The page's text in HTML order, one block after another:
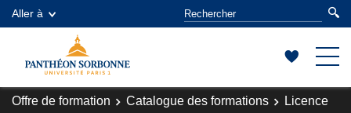
Aller à
Offre de formation Catalogue des formations
Licence